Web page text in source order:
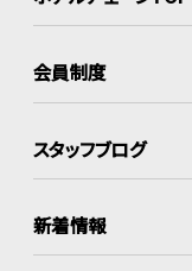
会員制度
スタッフブログ
新着情報